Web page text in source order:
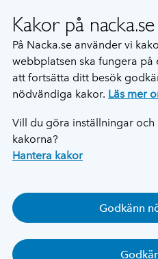
Kakor på nacka.se
På Nacka.se använder vi
webbplatsen ska fungera
att fortsätta ditt besök
nödvändiga kakor. Läs mer
Vill du göra inställningar
kakorna?
Hantera kakor
Godkänn